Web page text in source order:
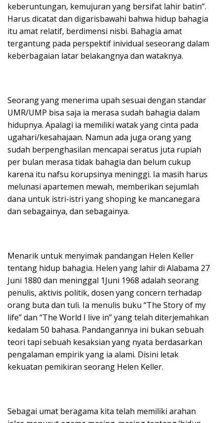
keberuntungan, kemujuran yang bersifat lahir batin”.
Harus dicatat dan digarisbawahi bahwa hidup bahagia
itu amat relatif, berdimensi nisbi. Bahagia amat
tergantung pada perspektif inividual seseorang dalam
keberbagaian latar belakangnya dan wataknya.
Seorang yang menerima upah sesuai dengan standar
UMR/UMP bisa saja ia merasa sudah bahagia dalam
hidupnya. Apalagi ia memiliki watak yang cinta pada
ugahari/kesahajaan. Namun ada juga orang yang
sudah berpenghasilan mencapai seratus juta rupiah
per bulan merasa tidak bahagia dan belum cukup
karena itu nafsu korupsinya meninggi. Ia masih harus
melunasi apartemen mewah, memberikan sejumlah
dana untuk istri-istri yang shoping ke mancanegara
dan sebagainya, dan sebagainya.
Menarik untuk menyimak pandangan Helen Keller
tentang hidup bahagia. Helen yang lahir di Alabama 27
Juni 1880 dan meninggal 1Juni 1968 adalah seorang
penulis, aktivis politik, dosen yang concern terhadap
orang buta dan tuli. Ia menulis buku “The Story of my
life” dan “The World I live in” yang telah diterjemahkan
kedalam 50 bahasa. Pandangannya ini bukan sebuah
teori tapi sebuah kesaksian yang nyata berdasarkan
pengalaman empirik yang ia alami. Disini letak
kekuatan pemikiran seorang Helen Keller.
Sebagai umat beragama kita telah memiliki arahan